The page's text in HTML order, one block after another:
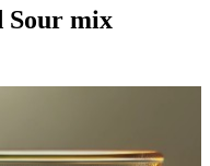
Sour mix